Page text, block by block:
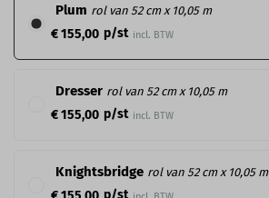
Plum rol van 52 cm x 10,05 m
€ 155,00 p/st incl. BTW
Dresser rol van 52 cm x 10,05 m
€ 155,00 p/st incl. BTW
Knightsbridge rol van 52 cm x 10,05 m
p/st